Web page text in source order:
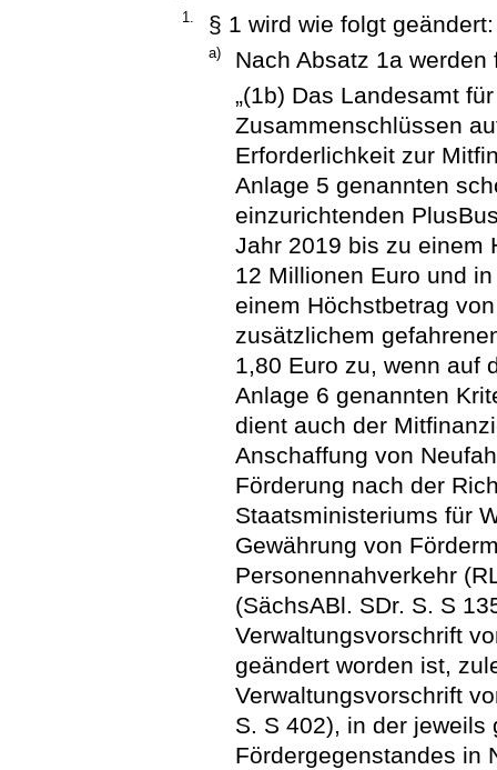
1. § 1 wird wie folgt geändert:
a)
Nach Absatz 1a
„(1b) Das Landesamt
Zusammenschlüssen
Erforderlichkeit zur
Anlage 5 genannten
einzurichtenden
Jahr 2019 bis zu einem
12 Millionen Euro und
einem Höchstbetrag
zusätzlichem
1,80 Euro zu, wenn auf
Anlage 6 genannten
dient auch der
Anschaffung von
Förderung nach der
Staatsministeriums für
Gewährung von
Personennahverkehr
(SächsABl. SDr. S. S
Verwaltungsvorschrift
geändert worden ist,
Verwaltungsvorschrift
S. S 402), in der
Fördergegenstandes in